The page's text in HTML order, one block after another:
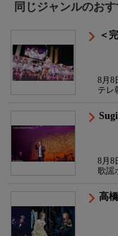
同じジャンルのお
＜
8月8
テレ
8月8
歌謡
高